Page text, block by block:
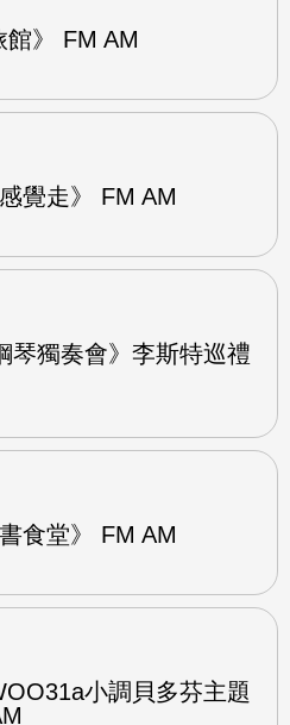
館》 FM AM
覺走》 FM AM
琴獨奏會》李斯特巡禮
食堂》 FM AM
小調貝多芬主題